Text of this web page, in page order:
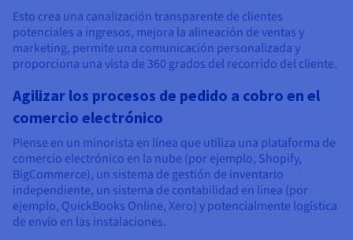
Esto crea una canalización transparente de clientes
potenciales a ingresos, mejora la alineación de ventas y
marketing, permite una comunicación personalizada y
proporciona una vista de 360 grados del recorrido del cliente.
Agilizar los procesos de pedido a cobro en el
comercio electrónico
Piense en un minorista en línea que utiliza una plataforma de
comercio electrónico en la nube (por ejemplo, Shopify,
BigCommerce), un sistema de gestión de inventario
independiente, un sistema de contabilidad en línea (por
ejemplo, QuickBooks Online, Xero) y potencialmente logística
de envío en las instalaciones.